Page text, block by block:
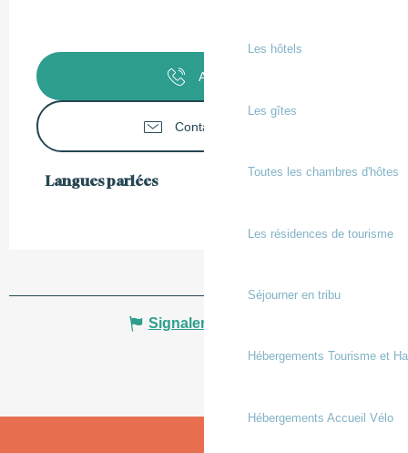
Les hôtels
Les gîtes
Toutes les chambres d'hôtes
Les résidences de tourisme
Séjourner en tribu
Hébergements Tourisme et
Hébergements Accueil Vélo
Contactez-nous
Langues parlées
Langues parlées
Signaler une erreur